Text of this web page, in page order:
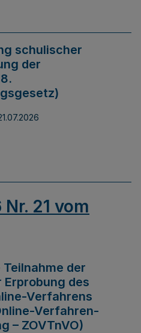
schulischer
der
Nr. 21 vom
der
des
Verfahrens
Verfahren-
– ZOVTnVO)